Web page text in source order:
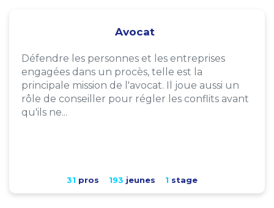
Avocat
Défendre les personnes et les entreprises
engagées dans un procès, telle est la
principale mission de l'avocat. Il joue aussi un
rôle de conseiller pour régler les conflits avant
qu'ils ne...
31 pros 193 jeunes 1 stage